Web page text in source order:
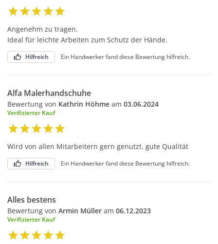
Angenehm zu tragen.
Ideal für leichte Arbeiten zum Schutz der Hände.
Hilfreich Ein Handwerker fand diese Bewertung hilfreich.
Alfa Malerhandschuhe
Bewertung von Kathrin Höhme am 03.06.2024
Verifizierter Kauf
Wird von allen Mitarbeitern gern genutzt. gute Qualität
Hilfreich Ein Handwerker fand diese Bewertung hilfreich.
Alles bestens
Bewertung von Armin Müller am 06.12.2023
Verifizierter Kauf